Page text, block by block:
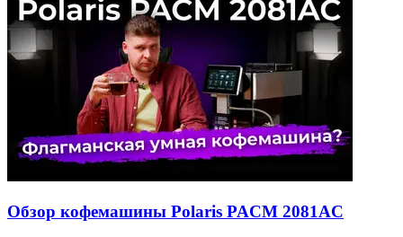
Обзор кофемашины Polaris PACM 2081AC